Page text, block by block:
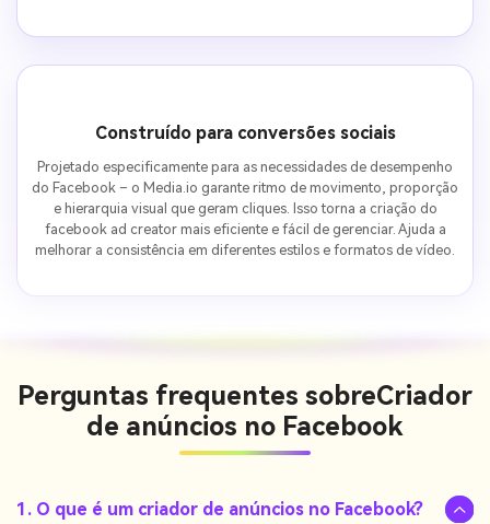
Construído para conversões sociais
Projetado especificamente para as necessidades de desempenho
do Facebook – o Media.io garante ritmo de movimento, proporção
e hierarquia visual que geram cliques. Isso torna a criação do
facebook ad creator mais eficiente e fácil de gerenciar. Ajuda a
melhorar a consistência em diferentes estilos e formatos de vídeo.
Perguntas frequentes sobreCriador
de anúncios no Facebook
1. O que é um criador de anúncios no Facebook?